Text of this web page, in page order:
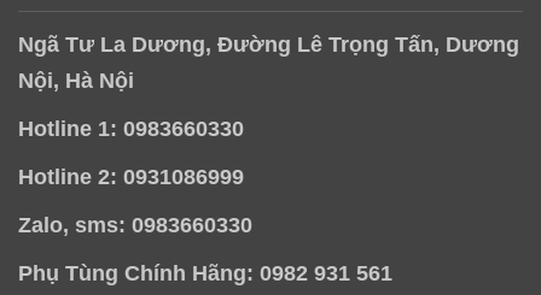
Ngã Tư La Dương, Đường Lê Trọng Tấn, Dương
Nội, Hà Nội
Hotline 1: 0983660330
Hotline 2: 0931086999
Zalo, sms: 0983660330
Phụ Tùng Chính Hãng: 0982 931 561